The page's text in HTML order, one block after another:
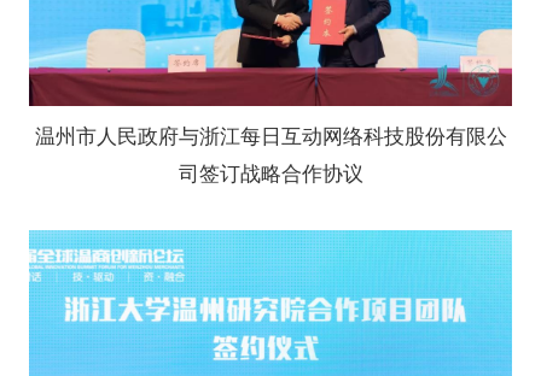
温州市人民政府与浙江每日互动网络科技股份有限公
司签订战略合作协议